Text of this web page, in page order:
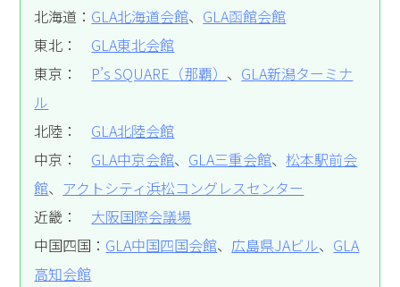
北海道： GLA北海道会館、 GLA函館会館
東北： GLA東北会館
東京： P’s SQUARE（那覇） 、 GLA新潟ターミナ
ル
北陸： GLA北陸会館
中京： GLA中京会館、 GLA三重会館、松本駅前会
館、 アクトシティ浜松コングレスセンター
近畿： 大阪国際会議場
中国四国： GLA中国四国会館、 広島県JAビル、 GLA
高知会館